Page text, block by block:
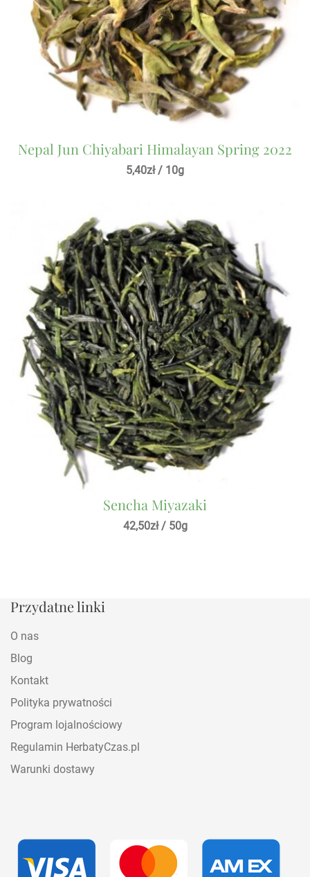
Nepal Jun Chiyabari Himalayan Spring 2022
5,40zł/ 10g
Sencha Miyazaki
42,50zł/ 50g
Przydatne linki
O nas
Blog
Kontakt
Polityka prywatności
Program lojalnościowy
Regulamin HerbatyCzas.pl
Warunki dostawy